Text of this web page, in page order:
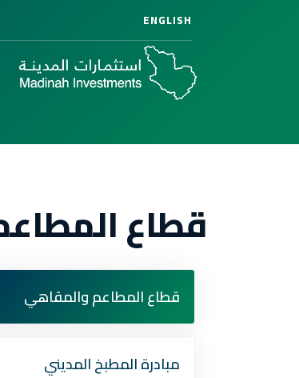
ENGLISH
قطاع
قطاع المطاعم والمقاهي
مبادرة المطبخ المديني